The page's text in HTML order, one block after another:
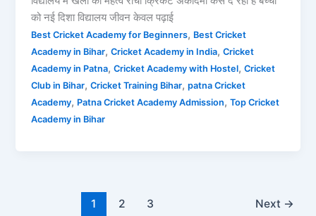
को नई दिशा विद्यालय जीवन केवल पढ़ाई
Best Cricket Academy for Beginners, Best Cricket
Academy in Bihar,Cricket Academy in India,Cricket
Academy in Patna,Cricket Academy with Hostel,Cricket
Club in Bihar,Cricket Training Bihar,patna Cricket
Academy, Patna Cricket Academy Admission,Top Cricket
Academy in Bihar
1 2 3 Next →